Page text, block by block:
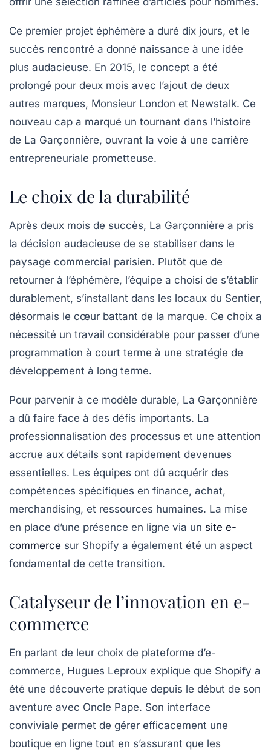
Ce premier projet éphémère a duré dix jours, et le
succès rencontré a donné naissance à une idée
plus audacieuse. En 2015, le concept a été
prolongé pour deux mois avec l’ajout de deux
autres marques, Monsieur London et Newstalk. Ce
nouveau cap a marqué un tournant dans l’histoire
de La Garçonnière, ouvrant la voie à une carrière
entrepreneuriale prometteuse.
Le choix de la durabilité
Après deux mois de succès, La Garçonnière a pris
la décision audacieuse de se stabiliser dans le
paysage commercial parisien. Plutôt que de
retourner à l’éphémère, l’équipe a choisi de s’établir
durablement, s’installant dans les locaux du Sentier,
désormais le cœur battant de la marque. Ce choix a
nécessité un travail considérable pour passer d’une
programmation à court terme à une stratégie de
développement à long terme.
Pour parvenir à ce modèle durable, La Garçonnière
a dû faire face à des défis importants. La
professionnalisation des processus et une attention
accrue aux détails sont rapidement devenues
essentielles. Les équipes ont dû acquérir des
compétences spécifiques en finance, achat,
merchandising, et ressources humaines. La mise
en place d’une présence en ligne via un site e-
commerce sur Shopify a également été un aspect
fondamental de cette transition.
Catalyseur de l’innovation en e-
commerce
En parlant de leur choix de plateforme d’e-
commerce, Hugues Leproux explique que Shopify a
été une découverte pratique depuis le début de son
aventure avec Oncle Pape. Son interface
conviviale permet de gérer efficacement une
boutique en ligne tout en s’assurant que les